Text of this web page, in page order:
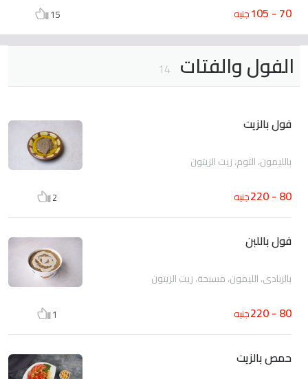
70 - 105 جنيه 15
الفول والفتات 14
فول بالزيت
بالليمون، الثوم، زيت الزيتون
80 - 220 جنيه 2
فول باللبن
بالزبادى، الليمون، مسبحة، زيت الزيتون
80 - 220 جنيه 1
حمص بالزيت